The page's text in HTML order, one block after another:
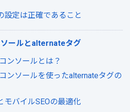
設定は正確であること
ールとalternateタグ
ンソールとは？
ンソールを使ったalternateタグの
モバイルSEOの最適化